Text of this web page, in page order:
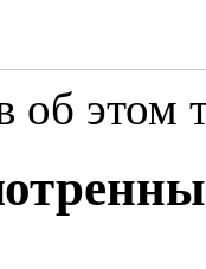
об этом